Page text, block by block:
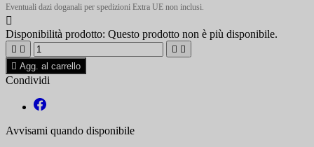
Eventuali dazi doganali per spedizioni Extra UE non inclusi.

Disponibilità prodotto: Questo prodotto non è più disponibile.
   
 Agg. al carrello
Condividi
Avvisami quando disponibile